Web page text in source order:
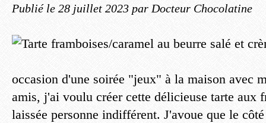
Publié le 28 juillet 2023 par Docteur Chocolatine
occasion d'une soirée "jeux" à la maison avec
amis, j'ai voulu créer cette délicieuse tarte aux
laissée personne indifférent. J'avoue que le